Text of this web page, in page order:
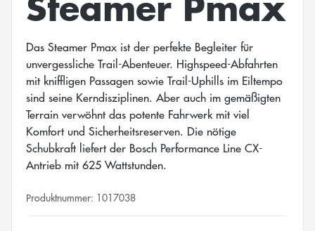
Das Steamer Pmax ist der perfekte Begleiter für
unvergessliche Trail-Abenteuer. Highspeed-Abfahrten
mit kniffligen Passagen sowie Trail-Uphills im Eiltempo
sind seine Kerndisziplinen. Aber auch im gemäßigten
Terrain verwöhnt das potente Fahrwerk mit viel
Komfort und Sicherheitsreserven. Die nötige
Schubkraft liefert der Bosch Performance Line CX-
Antrieb mit 625 Wattstunden.
Produktnummer: 1017038